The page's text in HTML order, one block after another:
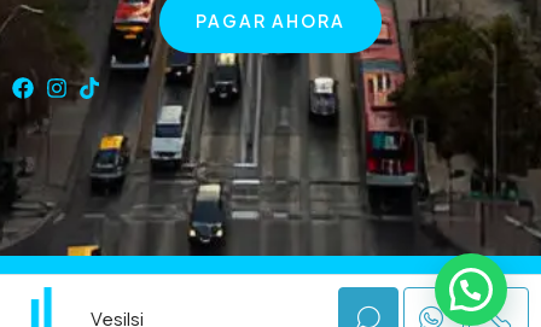
PAGAR AHORA
© Vesilsi – Servicios Inmobiliarios. Todos los derechos reservados.
Jesús Arias.
Vesilsi